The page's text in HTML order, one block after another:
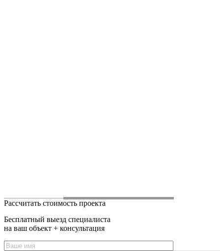
Рассчитать стоимость проекта
Бесплатный выезд специалиста
на ваш объект + консультация